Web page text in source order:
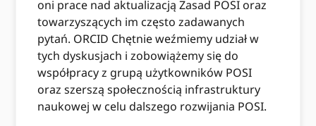
oni prace nad aktualizacją Zasad POSI oraz
towarzyszących im często zadawanych
pytań. ORCID Chętnie weźmiemy udział w
tych dyskusjach i zobowiążemy się do
współpracy z grupą użytkowników POSI
oraz szerszą społecznością infrastruktury
naukowej w celu dalszego rozwijania POSI.